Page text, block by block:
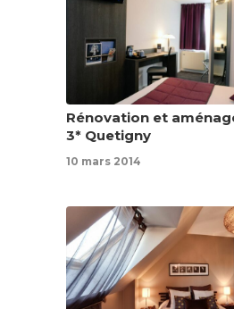
Rénovation et
3* Quetigny
10 mars 2014